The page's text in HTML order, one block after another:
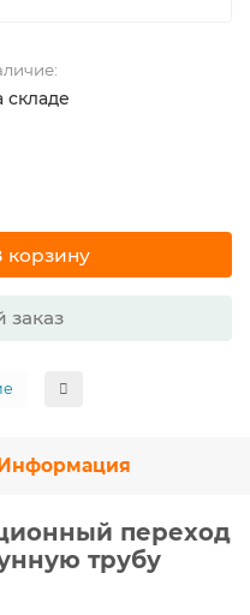
складе
корзину
заказ
переход
трубу